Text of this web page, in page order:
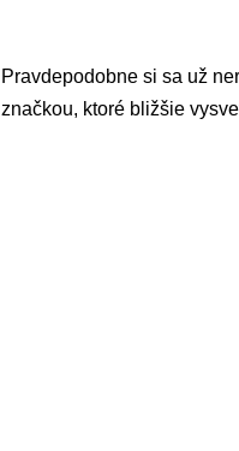
Pravdepodobne si sa už
značkou, ktoré bližšie